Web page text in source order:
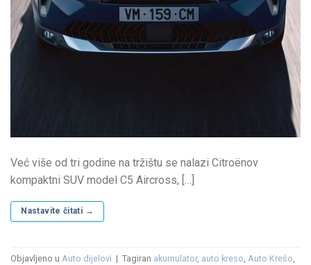
Već više od tri godine na tržištu se nalazi Citroënov
kompaktni SUV model C5 Aircross, […]
Nastavite čitati →
Objavljeno u Auto dijelovi | Tagiran akumulator, auto kreso, Auto Krešo,